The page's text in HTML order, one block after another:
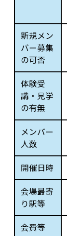
新規メン
バー募集
の可否
体験受
講・見学
の有無
メンバー
人数
開催日時
会場最寄
り駅等
会費等